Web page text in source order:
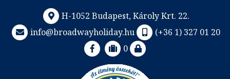
H-1052 Budapest, Károly Krt. 22.
info@broadwayholiday.hu
(+36 1) 327 01 20
0